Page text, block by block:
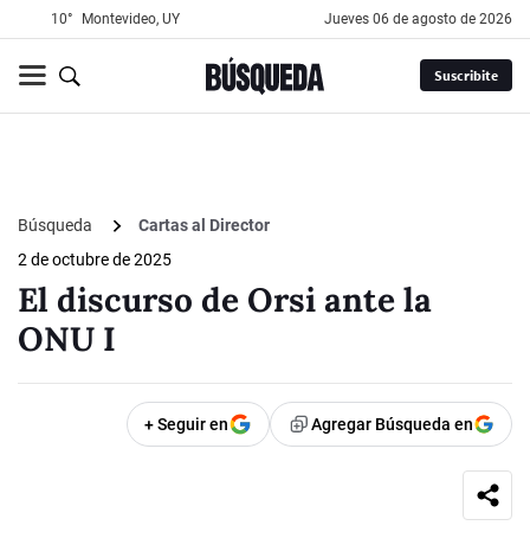
10° Montevideo, UY jueves 06 de agosto de 2026
Suscribite
Búsqueda
Cartas al Director
2 de octubre de 2025
El discurso de Orsi ante la
ONU I
+ Seguir en Agregar Búsqueda en